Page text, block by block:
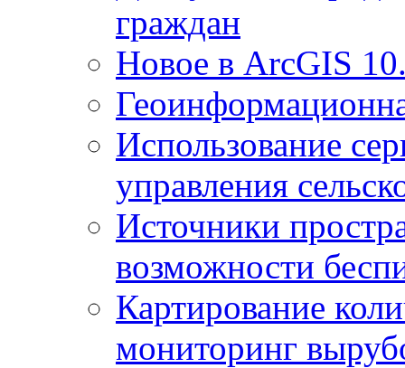
граждан
Новое в ArcGIS
Использование
управления
Источники
возможности
Картирование
мониторинг